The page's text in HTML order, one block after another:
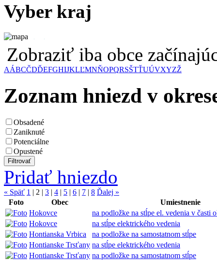
Vyber kraj
Zobraziť iba obce
AÁBCČDĎEFGHIJKLĽMNŇOPQRSŠTŤUÚVXYZŽ
Zoznam hniezd v
Obsadené
Zaniknuté
Potenciálne
Opustené
Pridať hniezdo
« Späť 1 | 2 | 3 | 4 | 5 | 6 | 7 | 8 Ďalej »
Foto
Obec
Umiestnenie
Hokovce
na podložke na stĺpe el. vedenia v časti
Hokovce
na stĺpe elektrického vedenia
Hontianska Vrbica
na podložke na samostatnom stĺpe
Hontianske Trsťany na stĺpe elektrického vedenia
Hontianske Trsťany na podložke na samostatnom stĺpe